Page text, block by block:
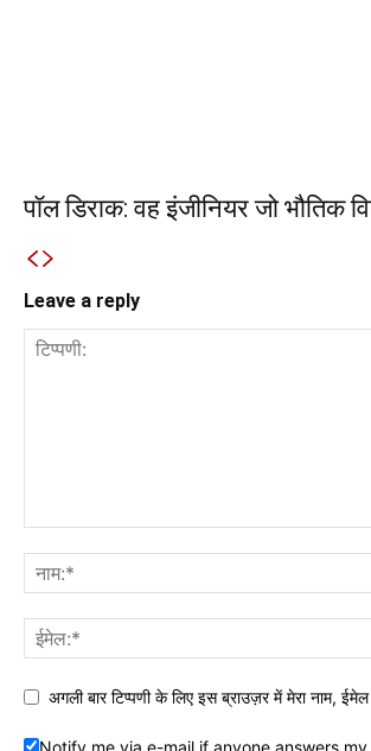
पॉल डिराक: वह इंजीनियर जो भौतिक
Leave a reply
अगली बार टिप्पणी के लिए इस ब्राउज़र में मेरा नाम,